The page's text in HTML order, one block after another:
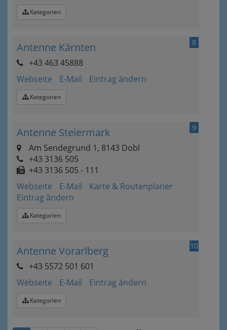
Kategorien
8
Antenne Kärnten
+43 463 45888
Webseite
E-Mail Eintrag ändern
Kategorien
9
Antenne Steiermark
Am Sendegrund 1, 8143 Dobl
+43 3136 505
+43 3136 505 - 111
Webseite
E-Mail
Karte & Routenplaner
Eintrag ändern
Kategorien
10
Antenne Vorarlberg
+43 5572 501 601
Webseite
E-Mail Eintrag ändern
Kategorien